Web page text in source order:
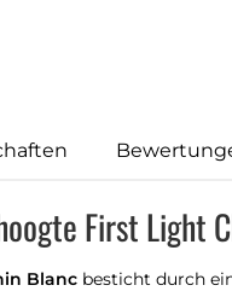
First Light
Blanc besticht durch